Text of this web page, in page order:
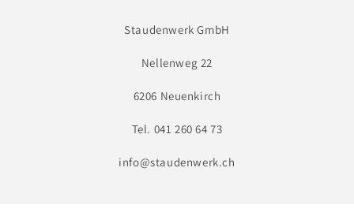
Staudenwerk GmbH
Nellenweg 22
6206 Neuenkirch
Tel. 041 260 64 73
info@staudenwerk.ch